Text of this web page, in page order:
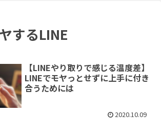
するLINE
【LINEやり取りで感じる温度差】
LINEでモヤっとせずに上手に付き
合うためには
2020.10.09